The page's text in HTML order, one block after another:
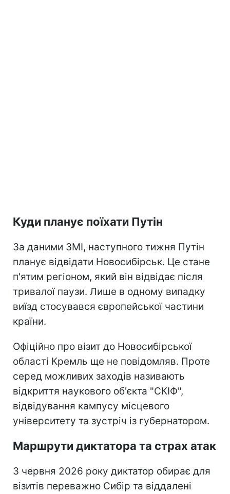
Куди планує поїхати Путін
За даними ЗМІ, наступного тижня Путін
планує відвідати Новосибірськ. Це стане
п'ятим регіоном, який він відвідає після
тривалої паузи. Лише в одному випадку
виїзд стосувався європейської частини
країни.
Офіційно про візит до Новосибірської
області Кремль ще не повідомляв. Проте
серед можливих заходів називають
відкриття наукового об'єкта "СКІФ",
відвідування кампусу місцевого
університету та зустріч із губернатором.
Маршрути диктатора та страх атак
З червня 2026 року диктатор обирає для
візитів переважно Сибір та віддалені